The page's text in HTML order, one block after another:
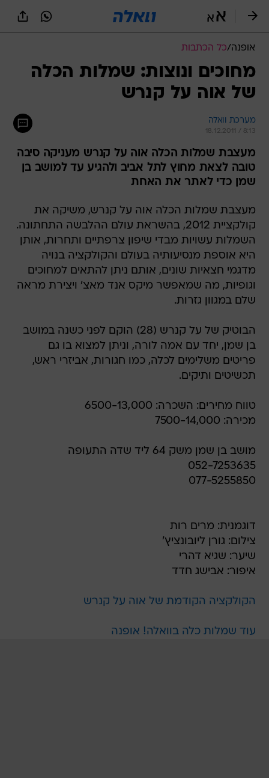
אופנה/כל הכתבות
מחוכים ונוצות: שמלות הכלה
של אוה על קנרש
מערכת וואלה
18.12.2011 / 8:13
מעצבת שמלות הכלה אוה על קנרש מעניקה סיבה
טובה לצאת מחוץ לתל אביב ולהגיע עד למושב בן
שמן כדי לאתר את האחת
מעצבת שמלות הכלה אוה על קנרש, משיקה את
קולקציית 2012, בהשראת עולם ההלבשה התחתונה.
השמלות עשויות מבדי שיפון צרפתיים ותחרות, אותן
היא אוספת מנסיעותיה בעולם והקולקציה בנויה
מדגמי חצאיות שונים, אותם ניתן להתאים למחוכים
וגופיות, מה שמאפשר מיקס אנד מאצ' ויצירת מראה
שלם במגוון גזרות.
הבוטיק של על קנרש (28) הוקם לפני כשנה במושב
בן שמן, יחד עם אמה לורה, וניתן למצוא בו גם
פריטים משלימים לכלה, כמו חגורות, אביזרי ראש,
תכשיטים ותיקים.
טווח מחירים: השכרה: 6500-13,000
מכירה: 7500-14,000
מושב בן שמן משק 64 ליד שדה התעופה
052-7253635
077-5255850
דוגמנית: מרים רות
צילום: גורן ליובונציץ'
שיער: שגיא דהרי
איפור: אבישג חדד
הקולקציה הקודמת של אוה על קנרש
עוד שמלות כלה בוואלה! אופנה